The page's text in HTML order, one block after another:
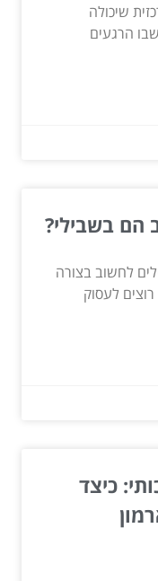
שיכולה
הרגעים
הם בשבילי?
לחשוב בצורה
לעסוק
כיצד